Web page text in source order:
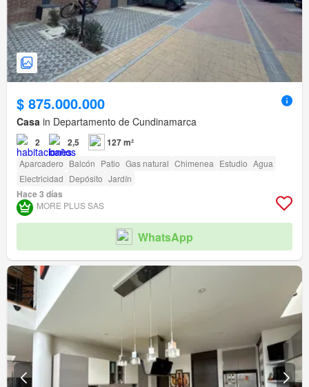
$ 875.000.000
Casa in Departamento de Cundinamarca
2 2,5 127 m²
Aparcadero Balcón Patio Gas natural Chimenea Estudio Agua
Electricidad Depósito Jardín
Hace 3 días
MORE PLUS SAS
WhatsApp